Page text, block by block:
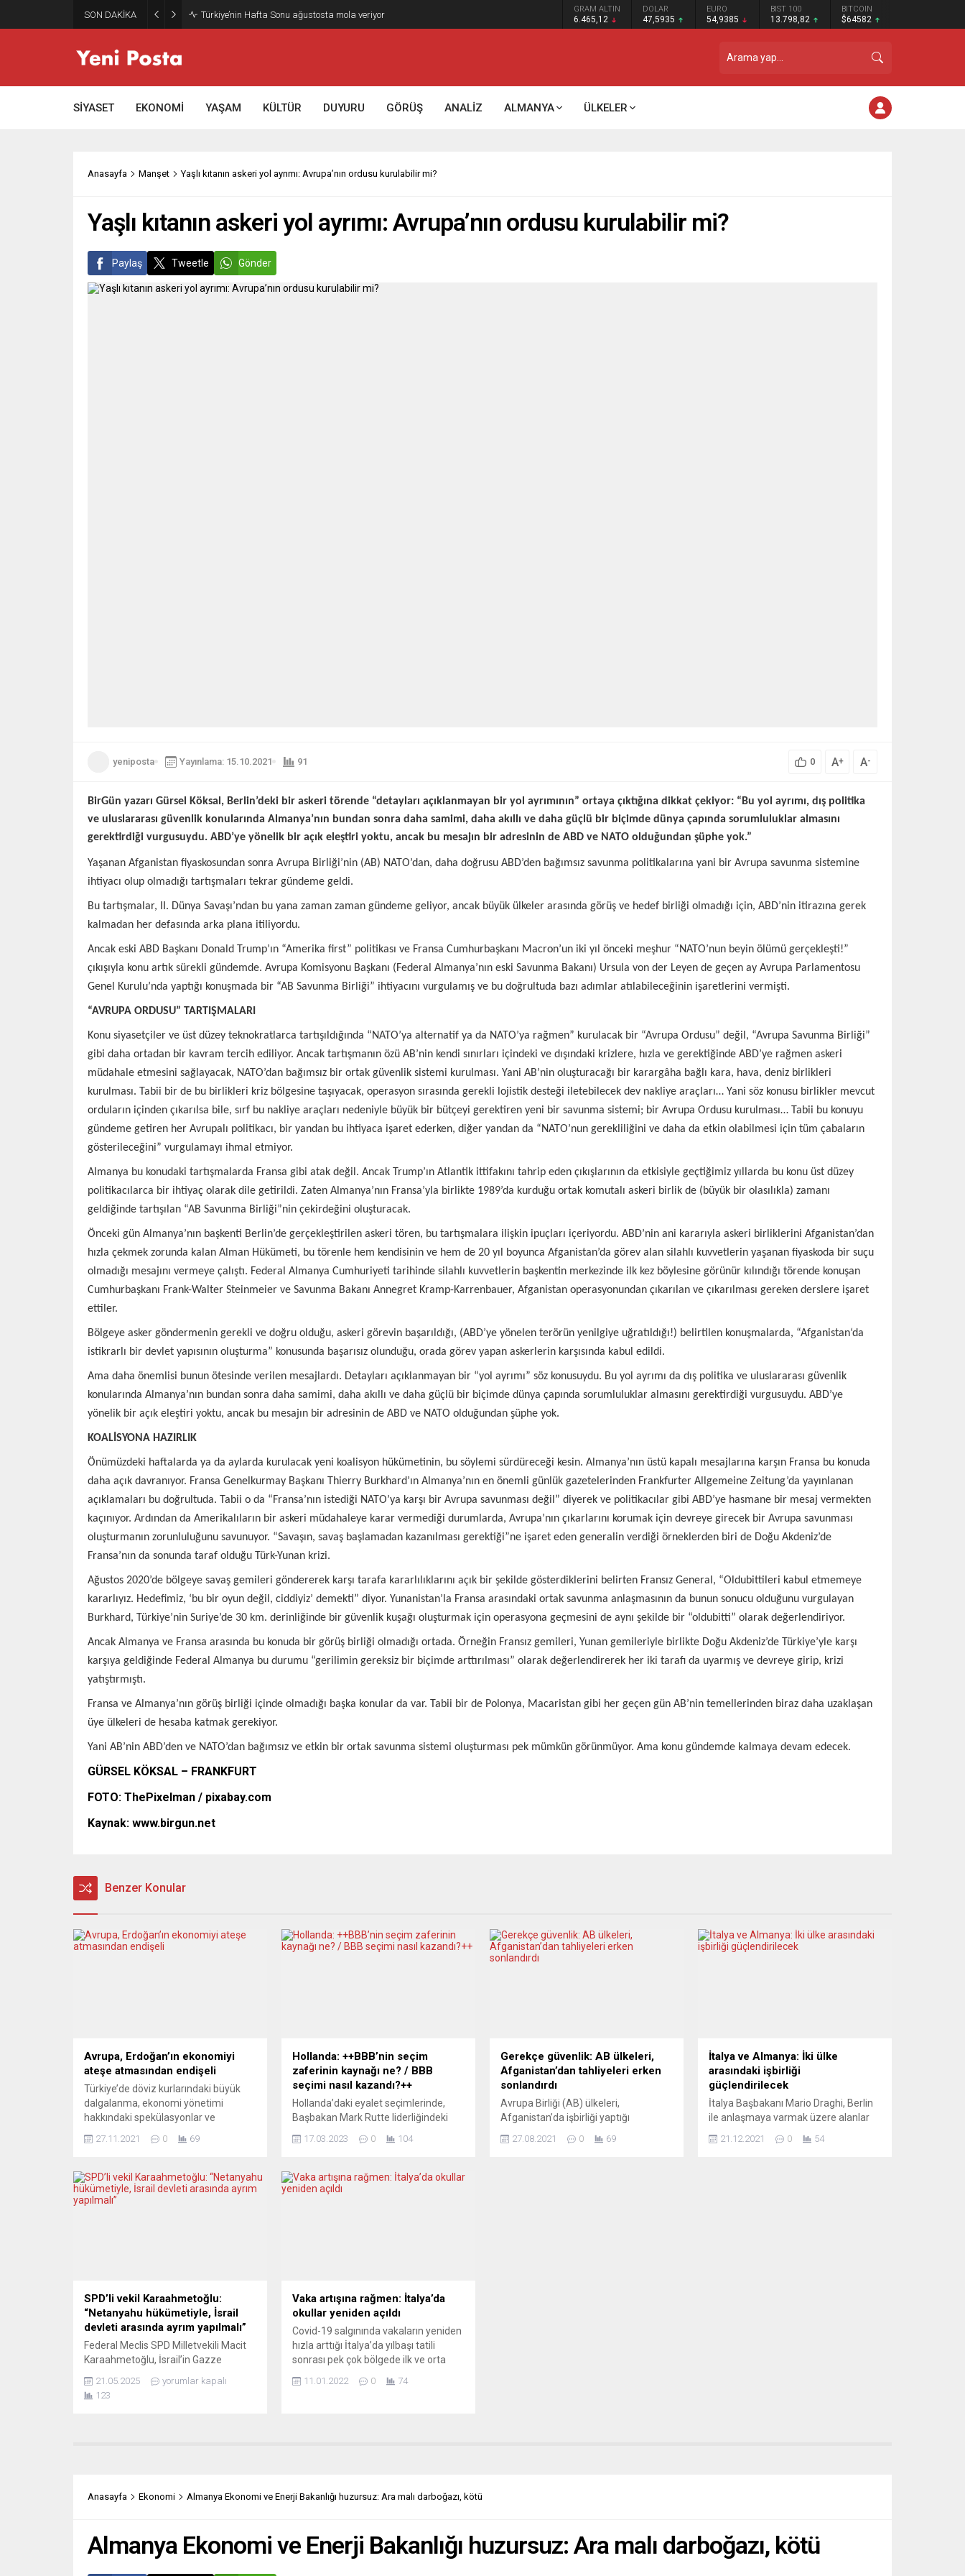
SON DAKİKA Türkiye’nin Hafta Sonu ağustosta mola veriyor GRAM ALTIN
6.465,12
DOLAR
47,5935
EURO
54,9385
BIST 100
13.798,82
BITCOIN
$64582
SİYASET EKONOMİ YAŞAM KÜLTÜR DUYURU GÖRÜŞ ANALİZ ALMANYA ÜLKELER
Anasayfa Manşet Yaşlı kıtanın askeri yol ayrımı: Avrupa’nın ordusu kurulabilir mi?
Yaşlı kıtanın askeri yol ayrımı: Avrupa’nın ordusu kurulabilir mi?
Paylaş Tweetle Gönder
yeniposta Yayınlama: 15.10.2021 91 0 A+ A-
BirGün yazarı Gürsel Köksal, Berlin’deki bir askeri törende “detayları açıklanmayan bir yol ayrımının” ortaya çıktığına dikkat çekiyor: “Bu yol ayrımı, dış politika
ve uluslararası güvenlik konularında Almanya’nın bundan sonra daha samimi, daha akıllı ve daha güçlü bir biçimde dünya çapında sorumluluklar almasını
gerektirdiği vurgusuydu. ABD’ye yönelik bir açık eleştiri yoktu, ancak bu mesajın bir adresinin de ABD ve NATO olduğundan şüphe yok.”
Yaşanan Afganistan fiyaskosundan sonra Avrupa Birliği’nin (AB) NATO’dan, daha doğrusu ABD’den bağımsız savunma politikalarına yani bir Avrupa savunma sistemine
ihtiyacı olup olmadığı tartışmaları tekrar gündeme geldi.
Bu tartışmalar, II. Dünya Savaşı’ndan bu yana zaman zaman gündeme geliyor, ancak büyük ülkeler arasında görüş ve hedef birliği olmadığı için, ABD’nin itirazına gerek
kalmadan her defasında arka plana itiliyordu.
Ancak eski ABD Başkanı Donald Trump’ın “Amerika first” politikası ve Fransa Cumhurbaşkanı Macron’un iki yıl önceki meşhur “NATO’nun beyin ölümü gerçekleşti!”
çıkışıyla konu artık sürekli gündemde. Avrupa Komisyonu Başkanı (Federal Almanya’nın eski Savunma Bakanı) Ursula von der Leyen de geçen ay Avrupa Parlamentosu
Genel Kurulu’nda yaptığı konuşmada bir “AB Savunma Birliği” ihtiyacını vurgulamış ve bu doğrultuda bazı adımlar atılabileceğinin işaretlerini vermişti.
“AVRUPA ORDUSU” TARTIŞMALARI
Konu siyasetçiler ve üst düzey teknokratlarca tartışıldığında “NATO’ya alternatif ya da NATO’ya rağmen” kurulacak bir “Avrupa Ordusu” değil, “Avrupa Savunma Birliği”
gibi daha ortadan bir kavram tercih ediliyor. Ancak tartışmanın özü AB’nin kendi sınırları içindeki ve dışındaki krizlere, hızla ve gerektiğinde ABD’ye rağmen askeri
müdahale etmesini sağlayacak, NATO’dan bağımsız bir ortak güvenlik sistemi kurulması. Yani AB’nin oluşturacağı bir karargâha bağlı kara, hava, deniz birlikleri
kurulması. Tabii bir de bu birlikleri kriz bölgesine taşıyacak, operasyon sırasında gerekli lojistik desteği iletebilecek dev nakliye araçları… Yani söz konusu birlikler mevcut
orduların içinden çıkarılsa bile, sırf bu nakliye araçları nedeniyle büyük bir bütçeyi gerektiren yeni bir savunma sistemi; bir Avrupa Ordusu kurulması… Tabii bu konuyu
gündeme getiren her Avrupalı politikacı, bir yandan bu ihtiyaca işaret ederken, diğer yandan da “NATO’nun gerekliliğini ve daha da etkin olabilmesi için tüm çabaların
gösterileceğini” vurgulamayı ihmal etmiyor.
Almanya bu konudaki tartışmalarda Fransa gibi atak değil. Ancak Trump’ın Atlantik ittifakını tahrip eden çıkışlarının da etkisiyle geçtiğimiz yıllarda bu konu üst düzey
politikacılarca bir ihtiyaç olarak dile getirildi. Zaten Almanya’nın Fransa’yla birlikte 1989’da kurduğu ortak komutalı askeri birlik de (büyük bir olasılıkla) zamanı
geldiğinde tartışılan “AB Savunma Birliği”nin çekirdeğini oluşturacak.
Önceki gün Almanya’nın başkenti Berlin’de gerçekleştirilen askeri tören, bu tartışmalara ilişkin ipuçları içeriyordu. ABD’nin ani kararıyla askeri birliklerini Afganistan’dan
hızla çekmek zorunda kalan Alman Hükümeti, bu törenle hem kendisinin ve hem de 20 yıl boyunca Afganistan’da görev alan silahlı kuvvetlerin yaşanan fiyaskoda bir suçu
olmadığı mesajını vermeye çalıştı. Federal Almanya Cumhuriyeti tarihinde silahlı kuvvetlerin başkentin merkezinde ilk kez böylesine görünür kılındığı törende konuşan
Cumhurbaşkanı Frank-Walter Steinmeier ve Savunma Bakanı Annegret Kramp-Karrenbauer, Afganistan operasyonundan çıkarılan ve çıkarılması gereken derslere işaret
ettiler.
Bölgeye asker göndermenin gerekli ve doğru olduğu, askeri görevin başarıldığı, (ABD’ye yönelen terörün yenilgiye uğratıldığı!) belirtilen konuşmalarda, “Afganistan‘da
istikrarlı bir devlet yapısının oluşturma” konusunda başarısız olunduğu, orada görev yapan askerlerin karşısında kabul edildi.
Ama daha önemlisi bunun ötesinde verilen mesajlardı. Detayları açıklanmayan bir “yol ayrımı” söz konusuydu. Bu yol ayrımı da dış politika ve uluslararası güvenlik
konularında Almanya’nın bundan sonra daha samimi, daha akıllı ve daha güçlü bir biçimde dünya çapında sorumluluklar almasını gerektirdiği vurgusuydu. ABD’ye
yönelik bir açık eleştiri yoktu, ancak bu mesajın bir adresinin de ABD ve NATO olduğundan şüphe yok.
KOALİSYONA HAZIRLIK
Önümüzdeki haftalarda ya da aylarda kurulacak yeni koalisyon hükümetinin, bu söylemi sürdüreceği kesin. Almanya’nın üstü kapalı mesajlarına karşın Fransa bu konuda
daha açık davranıyor. Fransa Genelkurmay Başkanı Thierry Burkhard’ın Almanya’nın en önemli günlük gazetelerinden Frankfurter Allgemeine Zeitung’da yayınlanan
açıklamaları bu doğrultuda. Tabii o da “Fransa’nın istediği NATO’ya karşı bir Avrupa savunması değil” diyerek ve politikacılar gibi ABD’ye hasmane bir mesaj vermekten
kaçınıyor. Ardından da Amerikalıların bir askeri müdahaleye karar vermediği durumlarda, Avrupa’nın çıkarlarını korumak için devreye girecek bir Avrupa savunması
oluşturmanın zorunluluğunu savunuyor. “Savaşın, savaş başlamadan kazanılması gerektiği”ne işaret eden generalin verdiği örneklerden biri de Doğu Akdeniz’de
Fransa’nın da sonunda taraf olduğu Türk-Yunan krizi.
Ağustos 2020’de bölgeye savaş gemileri göndererek karşı tarafa kararlılıklarını açık bir şekilde gösterdiklerini belirten Fransız General, “Oldubittileri kabul etmemeye
kararlıyız. Hedefimiz, ‘bu bir oyun değil, ciddiyiz’ demekti” diyor. Yunanistan’la Fransa arasındaki ortak savunma anlaşmasının da bunun sonucu olduğunu vurgulayan
Burkhard, Türkiye’nin Suriye’de 30 km. derinliğinde bir güvenlik kuşağı oluşturmak için operasyona geçmesini de aynı şekilde bir “oldubitti” olarak değerlendiriyor.
Ancak Almanya ve Fransa arasında bu konuda bir görüş birliği olmadığı ortada. Örneğin Fransız gemileri, Yunan gemileriyle birlikte Doğu Akdeniz’de Türkiye’yle karşı
karşıya geldiğinde Federal Almanya bu durumu “gerilimin gereksiz bir biçimde arttırılması” olarak değerlendirerek her iki tarafı da uyarmış ve devreye girip, krizi
yatıştırmıştı.
Fransa ve Almanya’nın görüş birliği içinde olmadığı başka konular da var. Tabii bir de Polonya, Macaristan gibi her geçen gün AB’nin temellerinden biraz daha uzaklaşan
üye ülkeleri de hesaba katmak gerekiyor.
Yani AB’nin ABD’den ve NATO’dan bağımsız ve etkin bir ortak savunma sistemi oluşturması pek mümkün görünmüyor. Ama konu gündemde kalmaya devam edecek.
GÜRSEL KÖKSAL – FRANKFURT
FOTO: ThePixelman / pixabay.com
Kaynak: www.birgun.net
Benzer Konular
Avrupa, Erdoğan’ın ekonomiyi
ateşe atmasından endişeli
Türkiye’de döviz kurlarındaki büyük
dalgalanma, ekonomi yönetimi
hakkındaki spekülasyonlar ve
başkentlerinde kaygıyla izleniyor. Son
sorularını yanıtlayan Batılı uzmanlar,
Türkiye’de piyasalara
müdahalelerden, siyasetin daha
27.11.2021 0 69
Hollanda: ++BBB’nin seçim
zaferinin kaynağı ne? / BBB
seçimi nasıl kazandı?++
Hollanda’daki eyalet seçimlerinde,
Başbakan Mark Rutte liderliğindeki
uğrarken, seçime ilk kez katılan Çiftçi
oyu alan taraf oldu. Yorumcular, bu
sonucun çiftçilerin hükümetin tarım
17.03.2023 0 104
Gerekçe güvenlik: AB ülkeleri,
Afganistan’dan tahliyeleri erken
sonlandırdı
Avrupa Birliği (AB) ülkeleri,
Afganistan’da işbirliği yaptığı
ailelerini ve almayı vaat ettiği ülkenin
27.08.2021 0 69
İtalya ve Almanya: İki ülke
arasındaki işbirliği
güçlendirilecek
İtalya Başbakanı Mario Draghi, Berlin
ile anlaşmaya varmak üzere alanlar
Almanya Başbakanı Olaf Scholz da iki
21.12.2021 0 54
SPD’li vekil Karaahmetoğlu:
“Netanyahu hükümetiyle, İsrail
devleti arasında ayrım yapılmalı”
Federal Meclis SPD Milletvekili Macit
Karaahmetoğlu, İsrail’in Gazze
hukukun açık şekilde ihlal edildiğini
söyledi. “Barış olmadan güvenlik
Güney Almanya Radyo Televizyonu
21.05.2025
yorumlar kapalı
123
Vaka artışına rağmen: İtalya’da
okullar yeniden açıldı
Covid-19 salgınında vakaların yeniden
hızla arttığı İtalya’da yılbaşı tatili
sonrası pek çok bölgede ilk ve orta
eğitime geçilmesi taleplerine karşın
11.01.2022 0 74
Anasayfa Ekonomi Almanya Ekonomi ve Enerji Bakanlığı huzursuz: Ara malı darboğazı, kötü
Almanya Ekonomi ve Enerji Bakanlığı huzursuz: Ara malı darboğazı, kötü